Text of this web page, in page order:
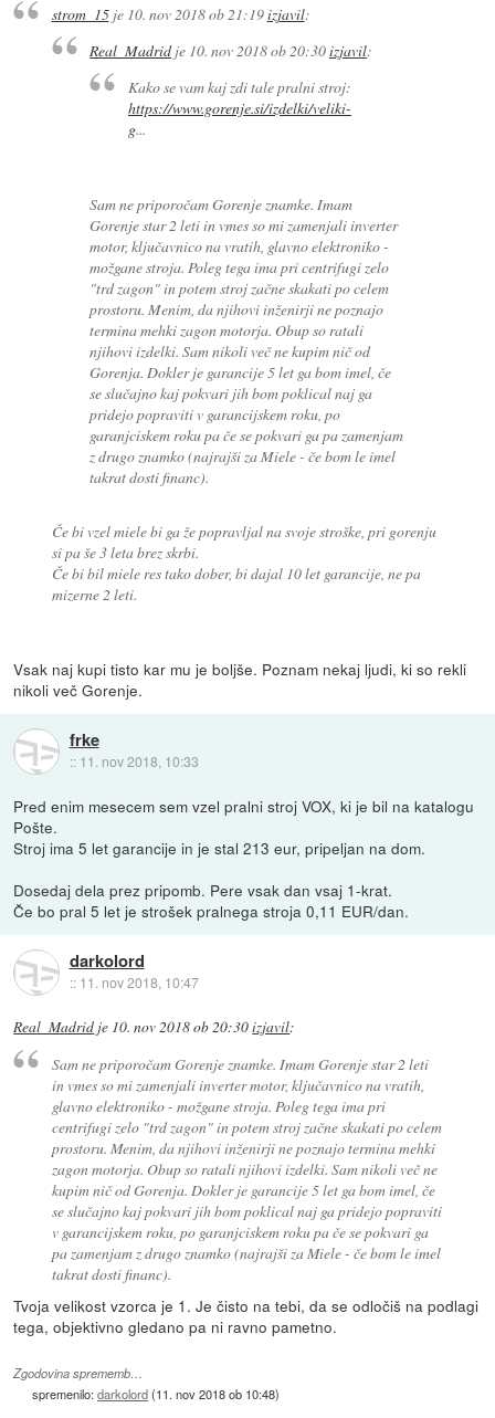
strom_15je 10. nov 2018 ob 21:19izjavil:
Real_Madridje 10. nov 2018 ob 20:30izjavil:
Kako se vam kaj zdi tale pralni stroj:
https://www.gorenje.si/izdelki/veliki-
g...
Sam ne priporočam Gorenje znamke. Imam
Gorenje star 2 leti in vmes so mi zamenjali inverter
motor, ključavnico na vratih, glavno elektroniko -
možgane stroja. Poleg tega ima pri centrifugi zelo
"trd zagon" in potem stroj začne skakati po celem
prostoru. Menim, da njihovi inženirji ne poznajo
termina mehki zagon motorja. Obup so ratali
njihovi izdelki. Sam nikoli več ne kupim nič od
Gorenja. Dokler je garancije 5 let ga bom imel, če
se slučajno kaj pokvari jih bom poklical naj ga
pridejo popraviti v garancijskem roku, po
garanjciskem roku pa če se pokvari ga pa zamenjam
z drugo znamko (najrajši za Miele - če bom le imel
takrat dosti financ).
Če bi vzel miele bi ga že popravljal na svoje stroške, pri gorenju
si pa še 3 leta brez skrbi.
Če bi bil miele res tako dober, bi dajal 10 let garancije, ne pa
mizerne 2 leti.
Vsak naj kupi tisto kar mu je boljše. Poznam nekaj ljudi, ki so rekli
nikoli več Gorenje.
frke
:: 11. nov 2018, 10:33
Pred enim mesecem sem vzel pralni stroj VOX, ki je bil na katalogu
Pošte.
Stroj ima 5 let garancije in je stal 213 eur, pripeljan na dom.
Dosedaj dela prez pripomb. Pere vsak dan vsaj 1-krat.
Če bo pral 5 let je strošek pralnega stroja 0,11 EUR/dan.
darkolord
:: 11. nov 2018, 10:47
Real_Madrid je 10. nov 2018 ob 20:30izjavil:
Sam ne priporočam Gorenje znamke. Imam Gorenje star 2 leti
in vmes so mi zamenjali inverter motor, ključavnico na vratih,
glavno elektroniko - možgane stroja. Poleg tega ima pri
centrifugi zelo "trd zagon" in potem stroj začne skakati po celem
prostoru. Menim, da njihovi inženirji ne poznajo termina mehki
zagon motorja. Obup so ratali njihovi izdelki. Sam nikoli več ne
kupim nič od Gorenja. Dokler je garancije 5 let ga bom imel, če
se slučajno kaj pokvari jih bom poklical naj ga pridejo popraviti
v garancijskem roku, po garanjciskem roku pa če se pokvari ga
pa zamenjam z drugo znamko (najrajši za Miele - če bom le imel
takrat dosti financ).
Tvoja velikost vzorca je 1. Je čisto na tebi, da se odločiš na podlagi
tega, objektivno gledano pa ni ravno pametno.
Zgodovina sprememb…
spremenilo:darkolord(11. nov 2018 ob 10:48)